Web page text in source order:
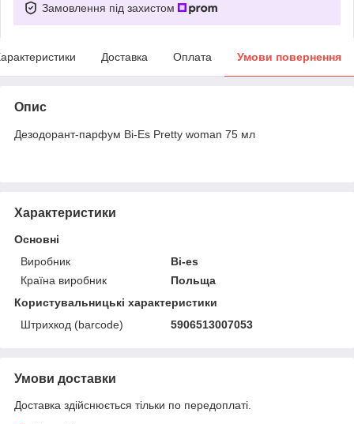
Замовлення під захистом
Доставка Оплата Умови повернення
Опис
Дезодорант-парфум Bi-Es Pretty woman 75 мл
Характеристики
Основні
Виробник
Bi-es
Країна виробник
Польща
Користувальницькі характеристики
Штрихкод (barcode)
5906513007053
Умови доставки
Доставка здійснюється тільки по передоплаті.